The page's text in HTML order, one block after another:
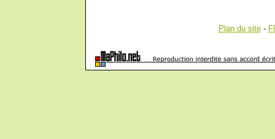
Plan du site-